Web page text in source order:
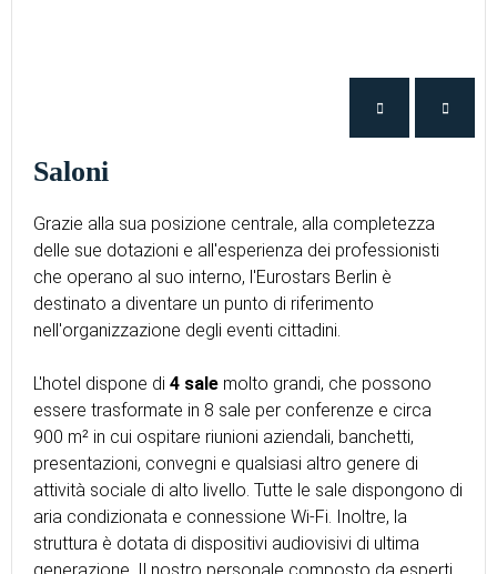
Saloni
Grazie alla sua posizione centrale, alla completezza
delle sue dotazioni e all'esperienza dei professionisti
che operano al suo interno, l'Eurostars Berlin è
destinato a diventare un punto di riferimento
nell'organizzazione degli eventi cittadini.
L'hotel dispone di 4 sale molto grandi, che possono
essere trasformate in 8 sale per conferenze e circa
900 m² in cui ospitare riunioni aziendali, banchetti,
presentazioni, convegni e qualsiasi altro genere di
attività sociale di alto livello. Tutte le sale dispongono di
aria condizionata e connessione Wi-Fi. Inoltre, la
struttura è dotata di dispositivi audiovisivi di ultima